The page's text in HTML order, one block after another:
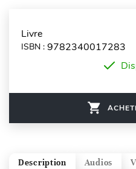
Livre
ISBN : 9782340017283
Audios
Description